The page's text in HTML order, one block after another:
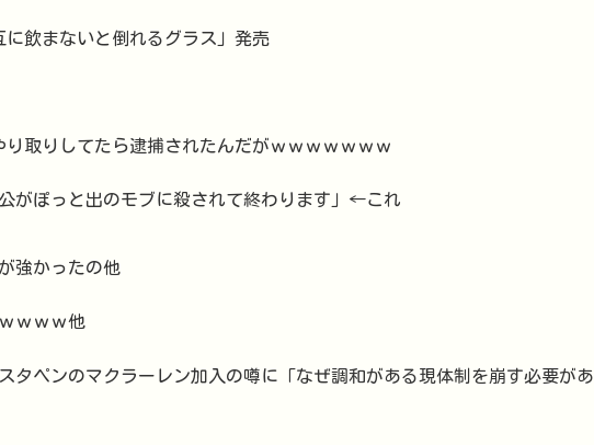
に飲まないと倒れるグラス」発売
り取りしてたら逮捕されたんだがｗｗｗｗｗｗｗ
がぽっと出のモブに殺されて終わります」←これ
強かったの他
ｗｗｗ他
タペンのマクラーレン加入の噂に「なぜ調和がある現体制を崩す必要があ